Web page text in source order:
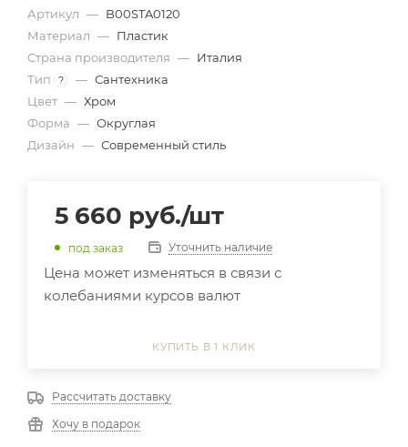
Артикул — B00STA0120
Материал — Пластик
Страна производителя — Италия
Тип
? — Сантехника
Цвет — Хром
Форма — Округлая
Дизайн — Современный стиль
5 660 руб./шт
под заказ Уточнить наличие
Цена может изменяться в связи с
колебаниями курсов валют
КУПИТЬ В 1 КЛИК
Рассчитать доставку
Хочу в подарок